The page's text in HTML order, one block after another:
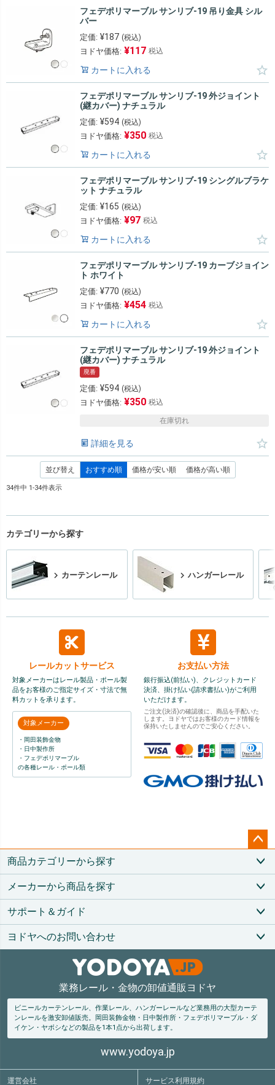
フェデポリマーブル サンリブ-19 吊り金具 シル
バー
定価: ¥187 (税込)
ヨドヤ価格: ¥117 税込
カートに入れる
フェデポリマーブル サンリブ-19 外ジョイント
(継カバー) ナチュラル
定価: ¥594 (税込)
ヨドヤ価格: ¥350 税込
カートに入れる
フェデポリマーブル サンリブ-19 シングルブラケ
ット ナチュラル
定価: ¥165 (税込)
ヨドヤ価格: ¥97 税込
カートに入れる
フェデポリマーブル サンリブ-19 カーブジョイン
ト ホワイト
定価: ¥770 (税込)
ヨドヤ価格: ¥454 税込
カートに入れる
フェデポリマーブル サンリブ-19 外ジョイント
(継カバー) ナチュラル
廃番
定価: ¥594 (税込)
ヨドヤ価格: ¥350 税込
在庫切れ
詳細を見る
並び替え おすすめ順 価格が安い順 価格が高い順
34件中 1-34件表示
カテゴリーから探す
カーテンレール ハンガーレール
レールカットサービス
対象メーカーはレール製品・ポール製
品をお客様のご指定サイズ・寸法で無
料カットを承ります。
対象メーカー
・岡田装飾金物
・日中製作所
・フェデポリマーブル
の各種レール・ポール類
お支払い方法
銀行振込(前払い)、クレジットカード
決済、掛け払い(請求書払い)がご利用
いただけます。
ご注文(決済)の確認後に、商品を手配いた
します。ヨドヤではお客様のカード情報を
保持いたしませんのでご安心ください。
ペー
ップ
商品カテゴリーから探す
メーカーから商品を探す
サポート＆ガイド
ヨドヤへのお問い合わせ
業務レール・金物の卸値通販ヨドヤ
ビニールカーテンレール、作業レール、ハンガーレールなど業務用の大型カーテ
ンレールを激安卸値販売。
岡田装飾金物・日中製作所・フェデポリマーブル・ダ
イケン・ヤボシなどの製品を1本1点から出荷します。
www.yodoya.jp
運営会社 サービス利用規約